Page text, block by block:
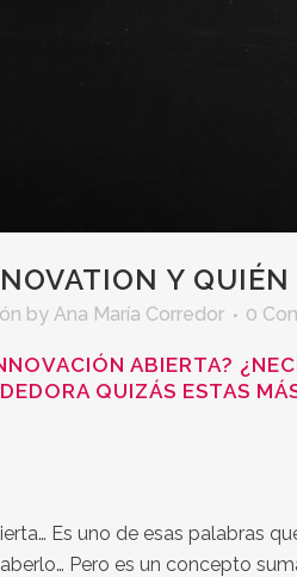
Y
by Ana María Corredor 0
ABIERTA?
QUIZÁS ESTAS
Es uno de esas palabras
Pero es un concepto